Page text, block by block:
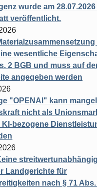
wurde am 28.07.2026
veröffentlicht.
wesentliche
2 BGB und muss auf
angegeben werden
"OPENAI" kann
nicht als
bezogene
Landgerichte für
nach § 71 Abs.